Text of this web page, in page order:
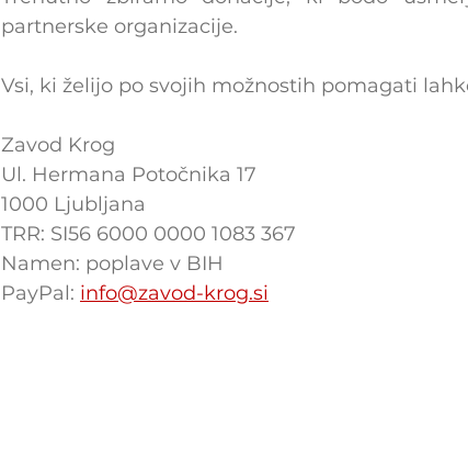
partnerske organizacije.
Vsi, ki želijo po svojih možnostih pomagati
Zavod Krog
Ul. Hermana Potočnika 17
1000 Ljubljana
TRR: SI56 6000 0000 1083 367
Namen: poplave v BIH
PayPal: info@zavod-krog.si